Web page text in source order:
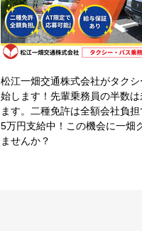
松江一畑交通株式会社がタク
始します！先輩乗務員の半数
ます。二種免許は全額会社負
5万円支給中！この機会に一畑
ませんか？